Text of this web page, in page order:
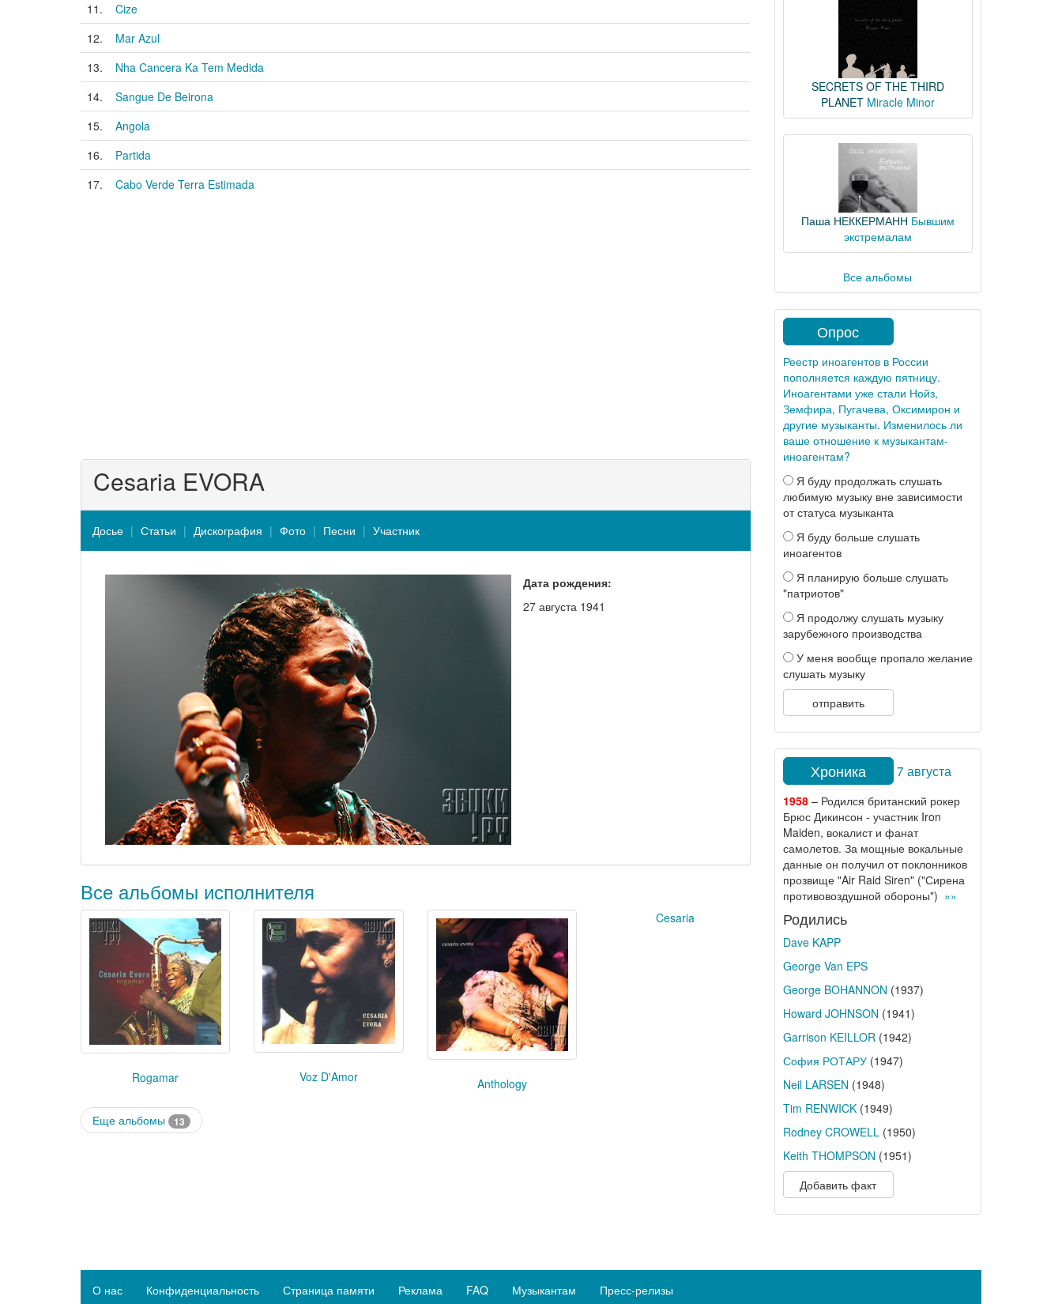
11.
Cize
12.
Mar Azul
13.
Nha Cancera Ka Tem Medida
14.
Sangue De Beirona
15.
Angola
16.
Partida
17.
Cabo Verde Terra Estimada
Cesaria EVORA
Досье Статьи Дискография Фото Песни Участник
Дата рождения:
27 августа 1941
Все альбомы исполнителя
Rogamar Voz D'Amor Anthology
Cesaria
Еще альбомы 13
SECRETS OF THE THIRD
PLANET Miracle Minor
Паша НЕККЕРМАНН Бывшим
экстремалам
Все альбомы
Опрос
Реестр иноагентов в России
пополняется каждую пятницу.
Иноагентами уже стали Нойз,
Земфира, Пугачева, Оксимирон и
другие музыканты. Изменилось ли
ваше отношение к музыкантам-
иноагентам?
Я буду продолжать слушать
любимую музыку вне зависимости
от статуса музыканта
Я буду больше слушать
иноагентов
Я планирую больше слушать
"патриотов"
Я продолжу слушать музыку
зарубежного производства
У меня вообще пропало желание
слушать музыку
отправить
Хроника 7 августа
1958– Родился британский рокер
Брюс Дикинсон - участник Iron
Maiden, вокалист и фанат
самолетов. За мощные вокальные
данные он получил от поклонников
прозвище "Air Raid Siren" ("Сирена
противовоздушной обороны") »»
Родились
Dave KAPP
George Van EPS
George BOHANNON (1937)
Howard JOHNSON (1941)
Garrison KEILLOR(1942)
София РОТАРУ(1947)
Neil LARSEN (1948)
Tim RENWICK(1949)
Rodney CROWELL(1950)
Keith THOMPSON (1951)
Добавить факт
О нас Конфиденциальность Страница памяти Реклама FAQ Музыкантам Пресс-релизы